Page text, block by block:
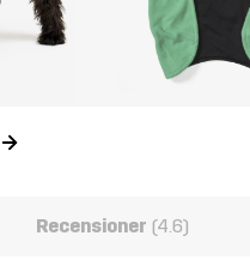
Recensioner (4.6)